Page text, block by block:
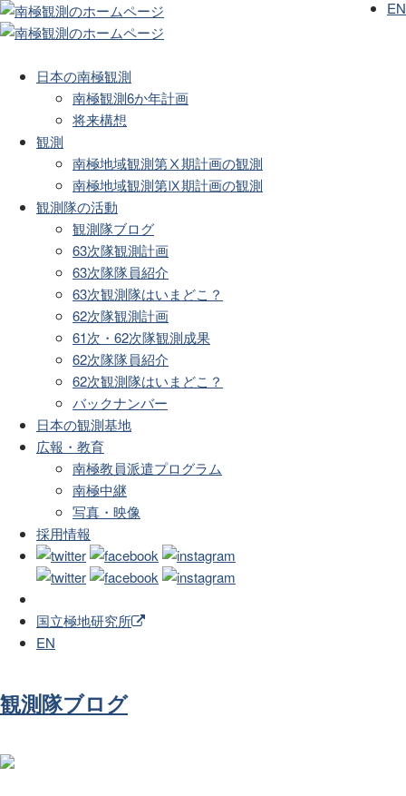
日本の南極観測
南極観測6か年計画
将来構想
観測
南極地域観測第Ⅹ期計画の観測
南極地域観測第Ⅸ期計画の観測
観測隊の活動
観測隊ブログ
63次隊観測計画
63次隊隊員紹介
63次観測隊はいまどこ？
62次隊観測計画
61次・62次隊観測成果
62次隊隊員紹介
62次観測隊はいまどこ？
バックナンバー
日本の観測基地
広報・教育
南極教員派遣プログラム
南極中継
写真・映像
採用情報
国立極地研究所
EN
EN
観測隊ブログ